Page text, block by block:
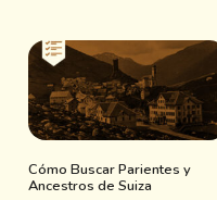
Cómo Buscar Parientes y
Ancestros de Suiza